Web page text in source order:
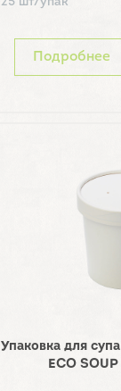
Подробнее
Упаковка для
ECO